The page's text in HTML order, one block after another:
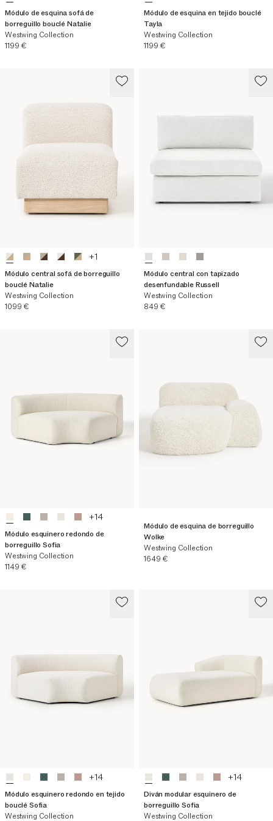
Módulo de esquina sofá de
borreguillo bouclé Natalie
Westwing Collection
Precio actual
1199 €
Módulo de esquina en tejido bouclé
Tayla
Westwing Collection
Precio actual
1199 €
+1
Módulo central sofá de borreguillo
bouclé Natalie
Westwing Collection
Precio actual
1099 €
Módulo central con tapizado
desenfundable Russell
Westwing Collection
Precio actual
849 €
+14
Módulo esquinero redondo de
borreguillo Sofia
Westwing Collection
Precio actual
1149 €
Módulo de esquina de borreguillo
Wolke
Westwing Collection
Precio actual
1649 €
+14
Módulo esquinero redondo en tejido
bouclé Sofia
Westwing Collection
+14
Diván modular esquinero de
borreguillo Sofia
Westwing Collection